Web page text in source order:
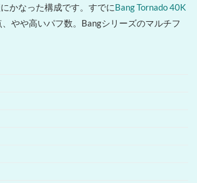
かなった構成です。すでにBang Tornado 40K
やや高いパフ数。Bangシリーズのマルチフ